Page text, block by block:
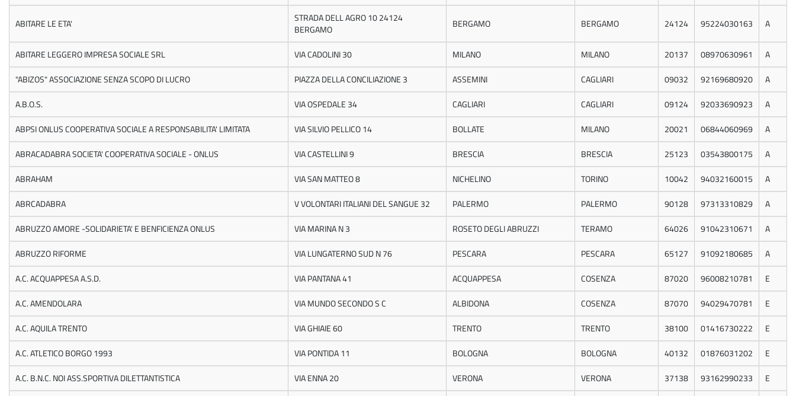
ABITARE LE ETA'
STRADA DELL AGRO 10 24124
BERGAMO
BERGAMO BERGAMO 24124 95224030163 A
ABITARE LEGGERO IMPRESA SOCIALE SRL VIA CADOLINI 30 MILANO MILANO 20137 08970630961
A
"ABIZOS" ASSOCIAZIONE SENZA SCOPO DI LUCRO
PIAZZA DELLA CONCILIAZIONE 3 ASSEMINI CAGLIARI 09032 92169680920
A
A.B.O.S.
VIA OSPEDALE 34 CAGLIARI CAGLIARI 09124 92033690923
A
ABPSI ONLUS COOPERATIVA SOCIALE A RESPONSABILITA' LIMITATA
VIA SILVIO PELLICO 14 BOLLATE MILANO 20021 06844060969
A
ABRACADABRA SOCIETA' COOPERATIVA SOCIALE - ONLUS
VIA CASTELLINI 9 BRESCIA BRESCIA 25123 03543800175
A
ABRAHAM
VIA SAN MATTEO 8 NICHELINO TORINO 10042 94032160015
A
ABRCADABRA
V VOLONTARI ITALIANI DEL SANGUE 32 PALERMO PALERMO 90128 97313310829
A
ABRUZZO AMORE -SOLIDARIETA' E BENFICIENZA ONLUS
VIA MARINA N 3 ROSETO DEGLI ABRUZZI TERAMO 64026 91042310671
A
ABRUZZO RIFORME
VIA LUNGATERNO SUD N 76 PESCARA PESCARA 65127 91092180685
A
A.C. ACQUAPPESA A.S.D.
VIA PANTANA 41 ACQUAPPESA COSENZA 87020 96008210781
E
A.C. AMENDOLARA
VIA MUNDO SECONDO S C ALBIDONA COSENZA 87070 94029470781
E
A.C. AQUILA TRENTO
VIA GHIAIE 60 TRENTO TRENTO 38100 01416730222
E
A.C. ATLETICO BORGO 1993
VIA PONTIDA 11 BOLOGNA BOLOGNA 40132 01876031202
E
A.C. B.N.C. NOI ASS.SPORTIVA DILETTANTISTICA
VIA ENNA 20 VERONA VERONA 37138 93162990233
E